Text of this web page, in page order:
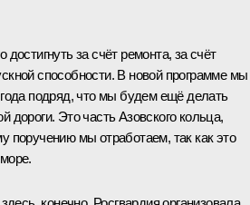
достигнуть за счёт ремонта, за счёт
способности. В новой программе мы
подряд, что мы будем ещё делать
дороги. Это часть Азовского кольца,
поручению мы отработаем, так как это